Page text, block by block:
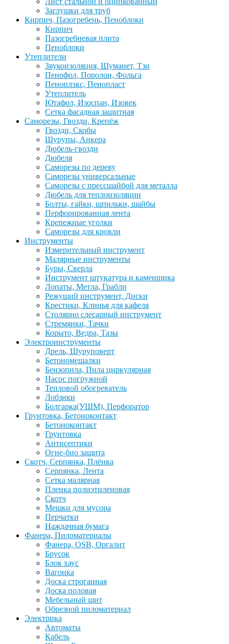
Заглушки для труб
Кирпич, Пазогребень, Пеноблоки
Кирпич
Пазогребневая плита
Пеноблоки
Утеплители
Звукоизоляция, Шуманет, Тзи
Пенофол, Поролон, Фольга
Пеноплэкс, Пенопласт
Утеплитель
Ютафол, Изоспан, Изовек
Сетка фасадная защитная
Саморезы, Гвозди, Крепёж
Гвозди, Скобы
Шурупы, Анкера
Дюбель-гвозди
Дюбеля
Саморезы по дереву
Саморезы универсальные
Саморезы с прессшайбой для металла
Дюбель для теплоизоляции
Болты, гайки, шпильки, шайбы
Перфорированная лента
Крепежные уголки
Саморезы для кровли
Инструменты
Измерительный инструмент
Малярные инструменты
Буры, Сверла
Инструмент штукатура и каменщика
Лопаты, Метла, Грабли
Режущий инструмент, Диски
Крестики, Клинья для кафеля
Столярно слесарный инструмент
Стремянки, Тачки
Корыто, Ведра, Тазы
Электроинструменты
Дрель, Шуруповерт
Бетономешалки
Бензопила, Пила циркулярная
Насос погружной
Тепловой обогреватель
Лобзики
Болгарка(УШМ), Перфоратор
Грунтовка, Бетоноконтакт
Бетоноконтакт
Грунтовка
Антисептики
Огне-био защита
Скотч, Серпянка, Плёнка
Серпянка, Лента
Сетка малярная
Пленка полиэтиленовая
Скотч
Мешки для мусора
Перчатки
Наждачная бумага
Фанера, Пиломатериалы
Фанера, OSB, Оргалит
Брусок
Блок хаус
Вагонка
Доска строганная
Доска половая
Мебельный щит
Обрезной пиломатериал
Электрика
Автоматы
Кабель